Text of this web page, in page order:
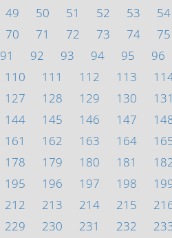
49 50 51 52 53 54
70 71 72 73 74 75
91 92 93 94 95 96
110 111 112 113
127 128 129 130 131
144 145 146 147
161 162 163 164
178 179 180 181
195 196 197 198
212 213 214 215
229 230 231 232